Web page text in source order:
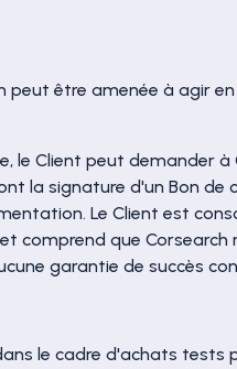
peut être amenée à agir
le Client peut demander
la signature d'un Bon
Le Client est
comprend que
garantie de succès
le cadre d'achats